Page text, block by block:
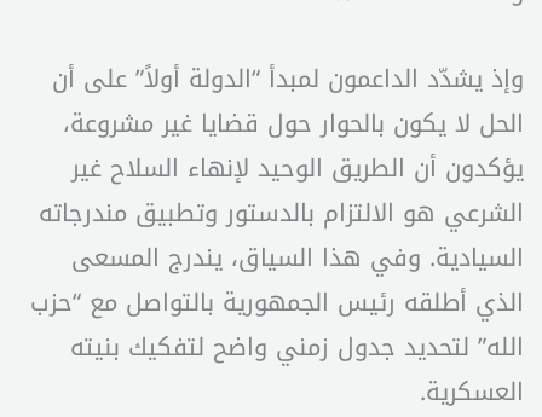
وإذ يشدّد الداعمون لمبدأ “الدولة أولاً” على أن
الحل لا يكون بالحوار حول قضايا غير مشروعة،
يؤكدون أن الطريق الوحيد لإنهاء السلاح غير
الشرعي هو الالتزام بالدستور وتطبيق مندرجاته
السيادية. وفي هذا السياق، يندرج المسعى
الذي أطلقه رئيس الجمهورية بالتواصل مع “حزب
الله” لتحديد جدول زمني واضح لتفكيك بنيته
العسكرية.